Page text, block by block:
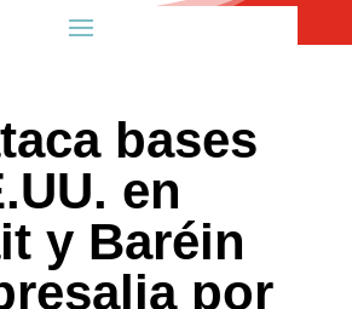
bases
en
y Baréin
por